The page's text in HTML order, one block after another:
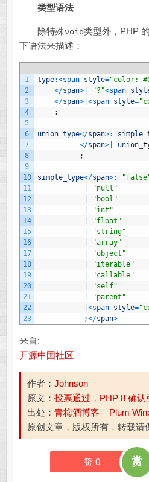
类型语法
除特殊void类型外，PHP
下语法来描述：
1
2
3
4
5
6
7
8
9
10
11
12
13
14
15
16
17
18
19
20
21
22
23
type:<span style="color:
</span>| "?"<span
</span>| <span style=
;
union_type</span>: simple_
</span>| union_
;
simple_type</span>:
"null"
"bool"
"int"
"float"
"string"
"array"
"object"
"iterable"
"callable"
"self"
"parent"
<span style=
;</span>
来自:
开源中国社区
作者： Johnson
原文： 投票通过，PHP 8 确认
出处： 青梅酒博客 – Plum
原创文章，版权所有，转载请
赞 0 赏